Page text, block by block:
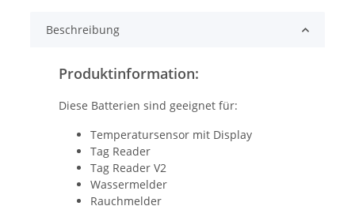
Beschreibung
Produktinformation:
Diese Batterien sind geeignet für:
Temperatursensor mit Display
Tag Reader
Tag Reader V2
Wassermelder
Rauchmelder